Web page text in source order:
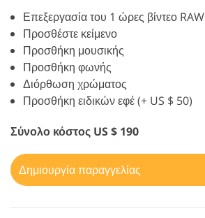
Επεξεργασία του 1 ώρες βίντεο RAW
Προσθέστε κείμενο
Προσθήκη μουσικής
Προσθήκη φωνής
Διόρθωση χρώματος
Προσθήκη ειδικών εφέ (+ US $ 50)
Σύνολο κόστος US $ 190
Δημιουργία παραγγελίας